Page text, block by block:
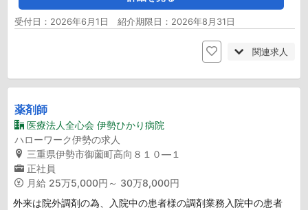
受付日：2026年6月1日 紹介期限日：2026年8月31日
関連求人
薬剤師
医療法人全心会 伊勢ひかり病院
ハローワーク伊勢の求人
三重県伊勢市御薗町高向８１０―１
正社員
月給 25万5,000円～ 30万8,000円
外来は院外調剤の為、入院中の患者様の調剤業務入院中の患者